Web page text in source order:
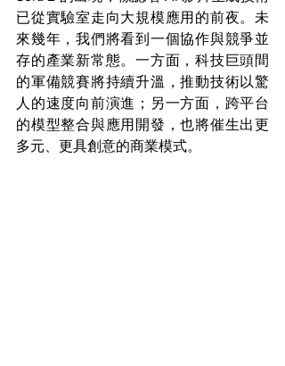
已從實驗室走向大規模應用的前夜。未
來幾年，我們將看到一個協作與競爭並
存的產業新常態。一方面，科技巨頭間
的軍備競賽將持續升溫，推動技術以驚
人的速度向前演進；另一方面，跨平台
的模型整合與應用開發，也將催生出更
多元、更具創意的商業模式。